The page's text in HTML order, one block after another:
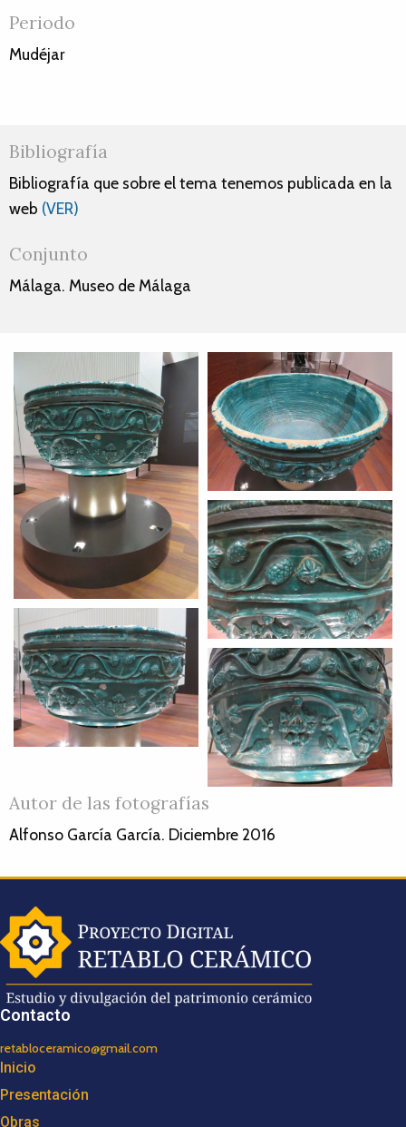
Periodo
Mudéjar
Bibliografía
Bibliografía que sobre el tema tenemos publicada en la
web (VER)
Conjunto
Málaga. Museo de Málaga
Autor de las fotografías
Alfonso García García. Diciembre 2016
Contacto
retabloceramico@gmail.com
Inicio
Presentación
Obras